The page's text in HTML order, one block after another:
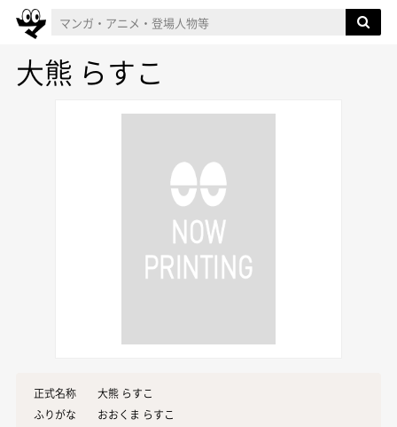
大熊 らすこ
正式名称
大熊 らすこ
ふりがな
おおくま らすこ